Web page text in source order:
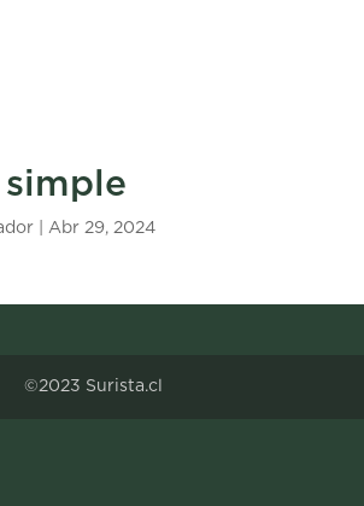
| Abr 29, 2024
©2023 Surista.cl